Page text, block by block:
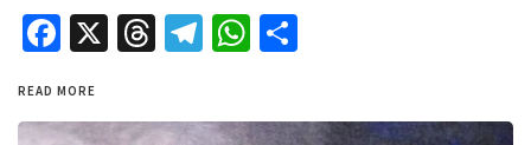
Facebook
X Threads
Telegram
WhatsApp
READ MORE